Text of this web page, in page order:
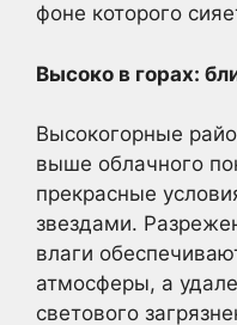
фоне которого
Высоко в горах:
Высокогорные
выше облачного
прекрасные
звездами.
влаги
атмосферы, а
светового